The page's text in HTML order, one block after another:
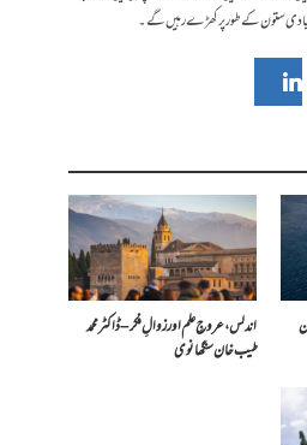
ستون کے طور پر کھڑے رہیں گے۔
اندلس، عروجِ علم اور زوالِ فکر – ڈاکٹر محمد
طیب خان سنگھانوی